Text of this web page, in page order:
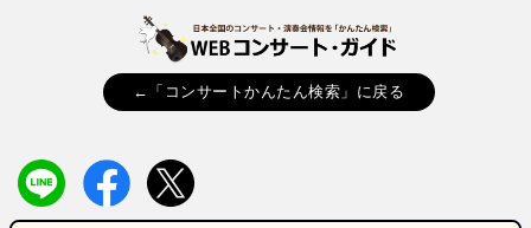
←「コンサートかんたん検索」に戻る